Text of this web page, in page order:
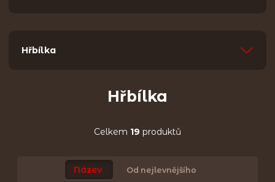
Hřbílka
Hřbílka
Celkem 19 produktů
Název
Od nejlevnějšího